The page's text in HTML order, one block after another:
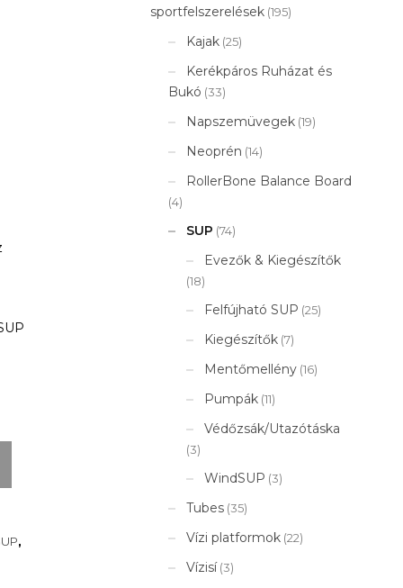
,
sportfelszerelések (195)
Kajak (25)
Kerékpáros Ruházat és
Bukó (33)
Napszemüvegek (19)
Neoprén (14)
RollerBone Balance Board
(4)
SUP (74)
Evezők & Kiegészítők
(18)
Felfújható SUP (25)
Kiegészítők (7)
Mentőmellény (16)
Pumpák (11)
Védőzsák/Utazótáska
(3)
WindSUP (3)
Tubes (35)
Vízi platformok (22)
Vízisí (3)